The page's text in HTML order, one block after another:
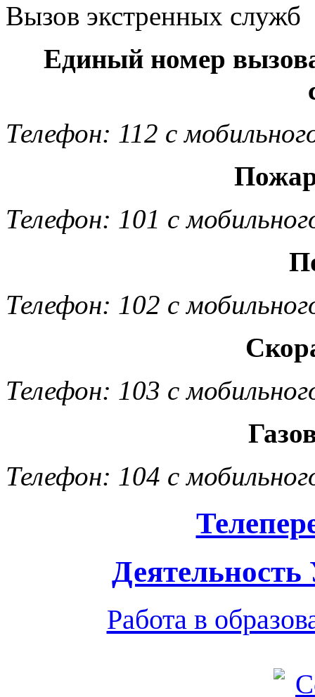
Вызов экстренных служб
Единый номер
Телефон: 112 с
Телефон: 101 с
Телефон: 102 с
Телефон: 103 с
Телефон: 104 с
Работа в